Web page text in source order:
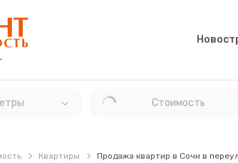
Стоимость
Квартиры Продажа квартир в Сочи в